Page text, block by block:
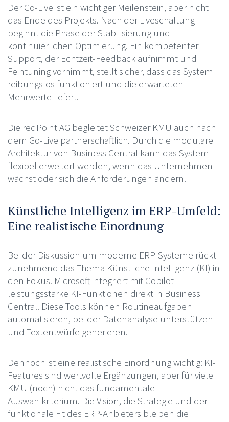
Der Go-Live ist ein wichtiger Meilenstein, aber nicht
das Ende des Projekts. Nach der Liveschaltung
beginnt die Phase der Stabilisierung und
kontinuierlichen Optimierung. Ein kompetenter
Support, der Echtzeit-Feedback aufnimmt und
Feintuning vornimmt, stellt sicher, dass das System
reibungslos funktioniert und die erwarteten
Mehrwerte liefert.
Die redPoint AG begleitet Schweizer KMU auch nach
dem Go-Live partnerschaftlich. Durch die modulare
Architektur von Business Central kann das System
flexibel erweitert werden, wenn das Unternehmen
wächst oder sich die Anforderungen ändern.
Künstliche Intelligenz im ERP-Umfeld:
Eine realistische Einordnung
Bei der Diskussion um moderne ERP-Systeme rückt
zunehmend das Thema Künstliche Intelligenz (KI) in
den Fokus. Microsoft integriert mit Copilot
leistungsstarke KI-Funktionen direkt in Business
Central. Diese Tools können Routineaufgaben
automatisieren, bei der Datenanalyse unterstützen
und Textentwürfe generieren.
Dennoch ist eine realistische Einordnung wichtig: KI-
Features sind wertvolle Ergänzungen, aber für viele
KMU (noch) nicht das fundamentale
Auswahlkriterium. Die Vision, die Strategie und der
funktionale Fit des ERP-Anbieters bleiben die